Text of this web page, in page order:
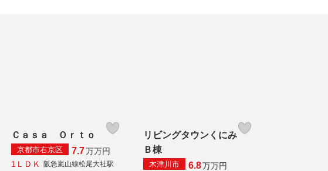
Ｃａｓａ Ｏｒｔｏ
京都市右京区 7.7万万円
1ＬＤＫ
阪急嵐山線松尾大社駅
リビングタウンくにみ
Ｂ棟
木津川市 6.8万万円